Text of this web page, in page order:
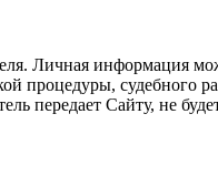
Личная информация
судебного
передает Сайту, не